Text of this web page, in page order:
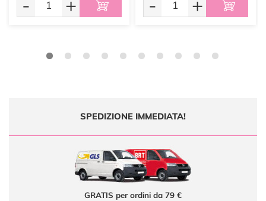
SPEDIZIONE IMMEDIATA!
GRATIS per ordini da 79 €